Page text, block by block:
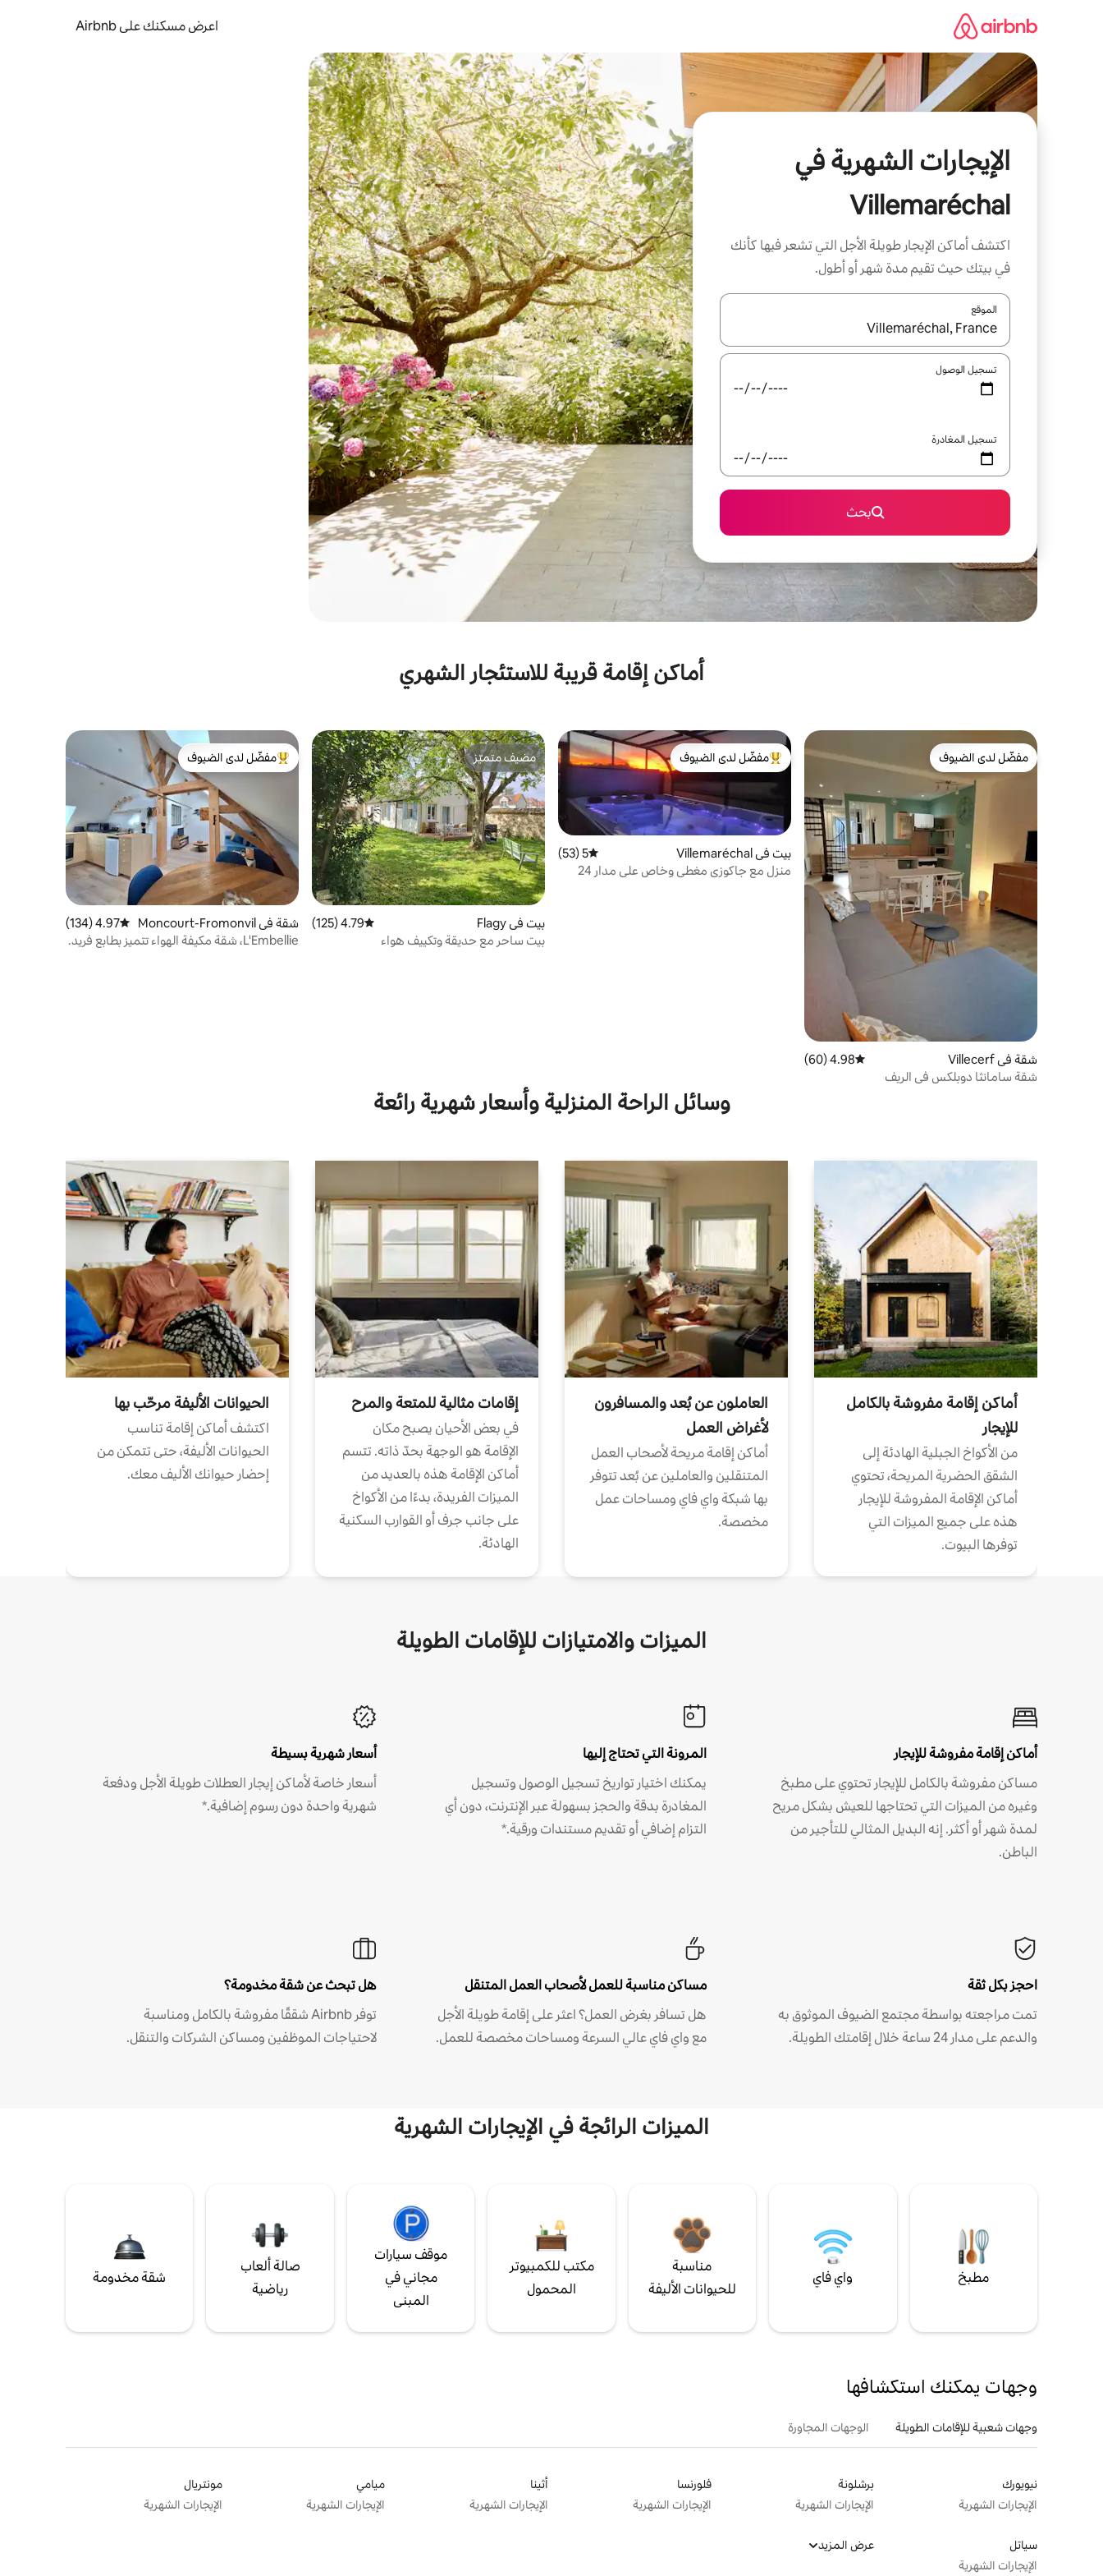
اعرض مسكنك على Airbnb
الإيجارات الشهرية في
Villemaréchal
اكتشف أماكن الإيجار طويلة الأجل التي تشعر فيها كأنك
في بيتك حيث تقيم مدة شهر أو أطول.
الموقع
عند توفر النتائج، انتقل باستخدام السهمين لأعلى ولأسفل أو استكشف عن طريق اللمس أو السحب.
تسجيل الوصول
تسجيل المغادرة
بحث
أماكن إقامة قريبة للاستئجار الشهري
مفضّل لدى الضيوف
مفضّل لدى الضيوف
شقة في Villecerf متوسط التقييم 4.98 من 5، 60 مراجعات
4.98 (60)
شقة سامانثا دوبلكس في الريف
من أبرز البيوت المفضّلة لدى الضيوف
مفضّل لدى الضيوف
بيت في Villemaréchal متوسط التقييم 5 من 5، 53 مراجعات
5 (53)
منزل مع جاكوزي مغطى وخاص على مدار 24
مضيف متميّز
مضيف متميّز
بيت في Flagy متوسط التقييم 4.79 من 5، 125 مراجعات
4.79 (125)
بيت ساحر مع حديقة وتكييف هواء
من أبرز البيوت المفضّلة لدى الضيوف
مفضّل لدى الضيوف
شقة في Moncourt-Fromonvil
le
متوسط التقييم 4.97 من 5، 134 مراجعات
4.97 (134)
L'Embellie، شقة مكيفة الهواء تتميز بطابع فريد.
وسائل الراحة المنزلية وأسعار شهرية رائعة
أماكن إقامة مفروشة بالكامل
للإيجار
من الأكواخ الجبلية الهادئة إلى
الشقق الحضرية المريحة، تحتوي
أماكن الإقامة المفروشة للإيجار
هذه على جميع الميزات التي
توفرها البيوت.
العاملون عن بُعد والمسافرون
لأغراض العمل
أماكن إقامة مريحة لأصحاب العمل
المتنقلين والعاملين عن بُعد تتوفر
بها شبكة واي فاي ومساحات عمل
مخصصة.
إقامات مثالية للمتعة والمرح
في بعض الأحيان يصبح مكان
الإقامة هو الوجهة بحدّ ذاته. تتسم
أماكن الإقامة هذه بالعديد من
الميزات الفريدة، بدءًا من الأكواخ
على جانب جرف أو القوارب السكنية
الهادئة.
الحيوانات الأليفة مرحّب بها
اكتشف أماكن إقامة تناسب
الحيوانات الأليفة، حتى تتمكن من
إحضار حيوانك الأليف معك.
الميزات والامتيازات للإقامات الطويلة
أماكن إقامة مفروشة للإيجار
مساكن مفروشة بالكامل للإيجار تحتوي على مطبخ
وغيره من الميزات التي تحتاجها للعيش بشكل مريح
لمدة شهر أو أكثر. إنه البديل المثالي للتأجير من
الباطن.
المرونة التي تحتاج إليها
يمكنك اختيار تواريخ تسجيل الوصول وتسجيل
المغادرة بدقة والحجز بسهولة عبر الإنترنت، دون أي
التزام إضافي أو تقديم مستندات ورقية.*
أسعار شهرية بسيطة
أسعار خاصة لأماكن إيجار العطلات طويلة الأجل ودفعة
شهرية واحدة دون رسوم إضافية.*
احجز بكل ثقة
تمت مراجعته بواسطة مجتمع الضيوف الموثوق به
والدعم على مدار 24 ساعة خلال إقامتك الطويلة.
مساكن مناسبة للعمل لأصحاب العمل المتنقل
هل تسافر بغرض العمل؟ اعثر على إقامة طويلة الأجل
مع واي فاي عالي السرعة ومساحات مخصصة للعمل.
هل تبحث عن شقة مخدومة؟
توفر Airbnb شققًا مفروشة بالكامل ومناسبة
لاحتياجات الموظفين ومساكن الشركات والتنقل.
الميزات الرائجة في الإيجارات الشهرية
مطبخ واي فاي
مناسبة
للحيوانات الأليفة
مكتب للكمبيوتر
المحمول
موقف سيارات
مجاني في
المبنى
صالة ألعاب
رياضية
شقة مخدومة
وجهات يمكنك استكشافها
وجهات شعبية للإقامات الطويلة الوجهات المجاورة
نيويورك
الإيجارات الشهرية
برشلونة
الإيجارات الشهرية
فلورنسا
الإيجارات الشهرية
أثينا
الإيجارات الشهرية
ميامي
الإيجارات الشهرية
مونتريال
الإيجارات الشهرية
سياتل
الإيجارات الشهرية
عرض المزيد